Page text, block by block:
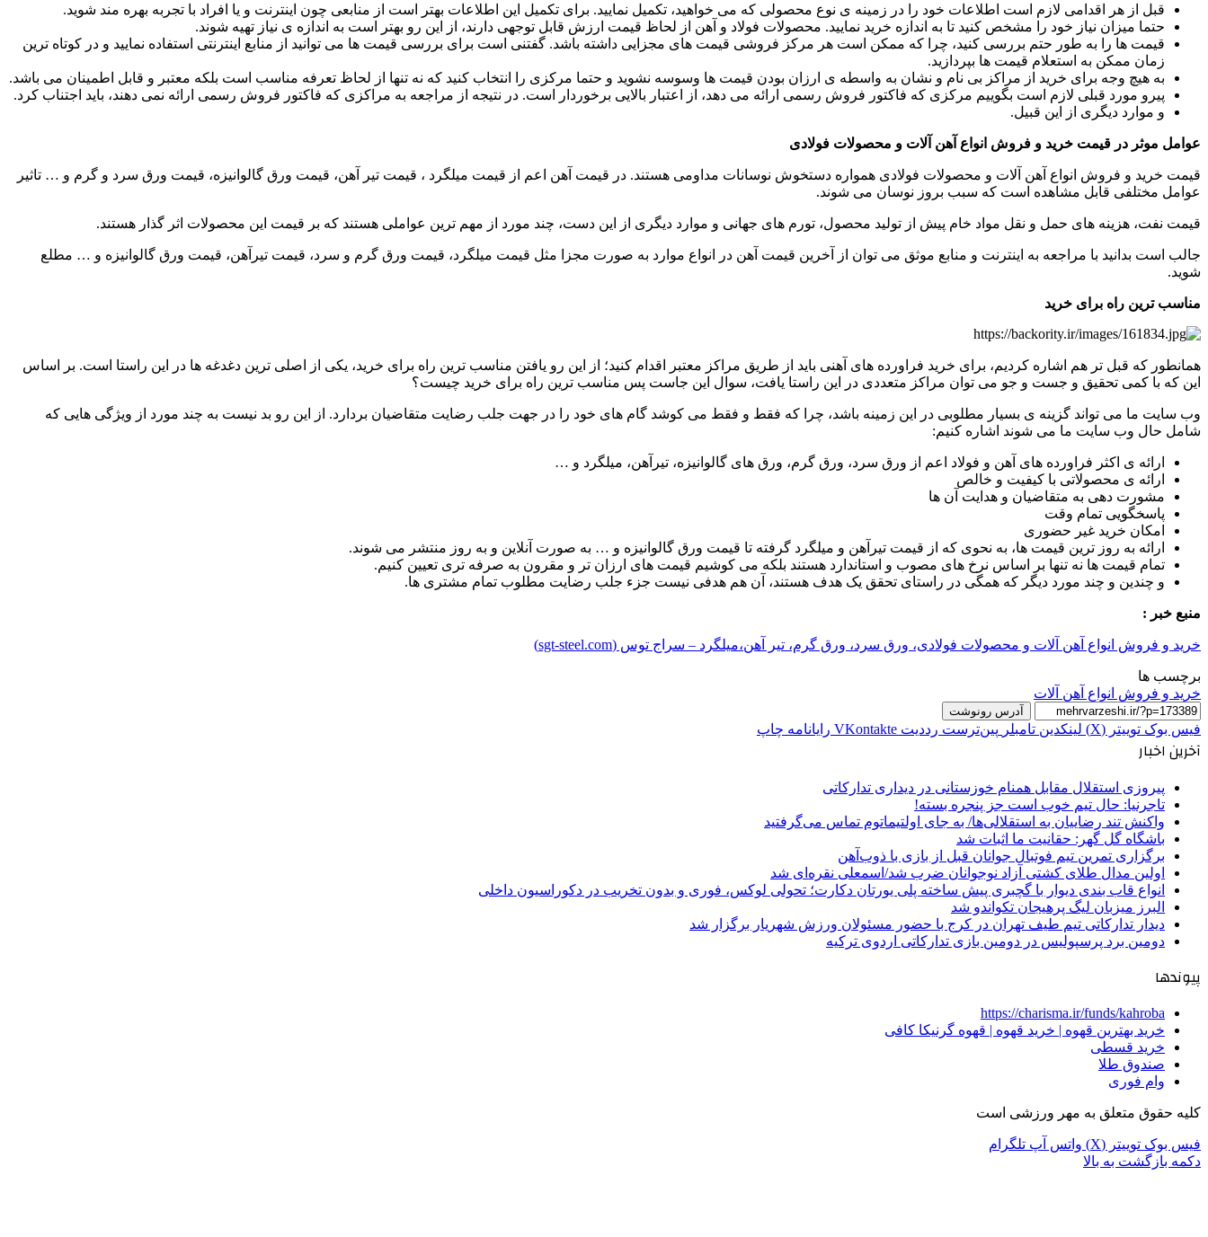
قبل از هر اقدامی لازم است اطلاعات خود را در زمینه ی نوع محصولی که می خواهید، تکمیل نمایید. برای تکمیل این اطلاعات بهتر است از منابعی چون اینترنت و یا افراد با تجربه بهره مند شوید.
حتما میزان نیاز خود را مشخص کنید تا به اندازه خرید نمایید. محصولات فولاد و آهن از لحاظ قیمت ارزش قابل توجهی دارند، از این رو بهتر است به اندازه ی نیاز تهیه شوند.
قیمت ها را به طور حتم بررسی کنید، چرا که ممکن است هر مرکز فروشی قیمت های مجزایی داشته باشد. گفتنی است برای بررسی قیمت ها می توانید از منابع اینترنتی استفاده نمایید و در کوتاه ترین
زمان ممکن به استعلام قیمت ها بپردازید.
به هیچ وجه برای خرید از مراکز بی نام و نشان به واسطه ی ارزان بودن قیمت ها وسوسه نشوید و حتما مرکزی را انتخاب کنید که نه تنها از لحاظ تعرفه مناسب است بلکه معتبر و قابل اطمینان می باشد.
پیرو مورد قبلی لازم است بگوییم مرکزی که فاکتور فروش رسمی ارائه می دهد، از اعتبار بالایی برخوردار است. در نتیجه از مراجعه به مراکزی که فاکتور فروش رسمی ارائه نمی دهند، باید اجتناب کرد.
و موارد دیگری از این قبیل.
عوامل موثر در قیمت خرید و فروش انواع آهن آلات و محصولات فولادی
قیمت خرید و فروش انواع آهن آلات و محصولات فولادی همواره دستخوش نوسانات مداومی هستند. در قیمت آهن اعم از قیمت ميلگرد ، قیمت تیر آهن، قیمت ورق گالوانیزه، قیمت ورق سرد و گرم و … تاثیر
عوامل مختلفی قابل مشاهده است که سبب بروز نوسان می شوند‌.
قیمت نفت، هزینه های حمل و نقل مواد خام پیش از تولید محصول، تورم های جهانی و موارد دیگری از این دست، چند مورد از مهم ترین عواملی هستند که بر قیمت این محصولات اثر گذار هستند.
جالب است بدانید با مراجعه به اینترنت و منابع موثق می توان از آخرین قیمت آهن در انواع موارد به صورت مجزا مثل قیمت ميلگرد، قیمت ورق گرم و سرد، قیمت تیرآهن، قیمت ورق گالوانیزه و … مطلع
شوید.
مناسب ترین راه برای خرید
همانطور که قبل تر هم اشاره کردیم، برای خرید فراورده های آهنی باید از طریق مراکز معتبر اقدام کنید؛ از این رو یافتن مناسب ترین راه برای خرید، یکی از اصلی ترین دغدغه ها در این راستا است. بر اساس
این که با کمی تحقیق و جست و جو می توان مراکز متعددی در این راستا یافت، سوال این جاست پس مناسب ترین راه برای خرید چیست؟
وب سایت ما می تواند گزینه ی بسیار مطلوبی در این زمینه باشد، چرا که فقط و فقط می کوشد گام های خود را در جهت جلب رضایت متقاضیان بردارد. از این رو بد نیست به چند مورد از ویژگی هایی که
شامل حال وب سایت ما می شوند اشاره کنیم:
ارائه ی اکثر فراورده های آهن و فولاد اعم از ورق سرد، ورق گرم، ورق های گالوانیزه، تیرآهن، میلگرد و …
ارائه ی محصولاتی با کیفیت و خالص
مشورت دهی به متقاضیان و هدایت آن ها
پاسخگویی تمام وقت
امکان خرید غیر حضوری
ارائه به روز ترین قیمت ها، به نحوی که از قیمت تیرآهن و میلگرد گرفته تا قیمت ورق گالوانیزه و … به صورت آنلاین و به روز منتشر می شوند.
تمام قیمت ها نه تنها بر اساس نرخ های مصوب و استاندارد هستند بلکه می کوشیم قیمت های ارزان تر و مقرون به صرفه تری تعیین کنیم.
و چندین و چند مورد دیگر که همگی در راستای تحقق یک هدف هستند، آن هم هدفی نیست جزء جلب رضایت مطلوب تمام مشتری ها.
منبع خبر :
خرید و فروش انواع آهن آلات و محصولات فولادی، ورق سرد، ورق گرم، تیر آهن،میلگرد – سراج توس (sgt-steel.com)
برچسب ها
خرید و فروش انواع آهن آلات
آدرس رونوشت
فیس بوک توییتر (X) لینکدین ‫تامبلر ‫پین‌ترست ‫رددیت ‫VKontakte رایانامه چاپ
آخرین اخبار
پیروزی استقلال مقابل همنام خوزستانی در دیداری تدارکاتی
تاجرنیا: حال تیم خوب است جز پنجره بسته!
واکنش تند رضاییان به استقلالی‌ها/ به جای اولتیماتوم تماس می‌گرفتید
باشگاه گل گهر: حقانیت ما اثبات شد
برگزاری تمرین تیم فوتبال جوانان قبل از بازی با ذوب‌آهن
اولین مدال طلای کشتی آزاد نوجوانان ضرب شد/اسمعلی نقره‌ای شد
انواع قاب بندی دیوار با گچبری پیش ساخته پلی یورتان دکارت؛ تحولی لوکس، فوری و بدون تخریب در دکوراسیون داخلی
البرز میزبان لیگ پرهیجان تکواندو شد
دیدار تدارکاتی تیم طیف تهران در کرج با حضور مسئولان ورزش شهریار برگزار شد
دومین برد پرسپولیس در دومین بازی تدارکاتی اردوی ترکیه
پیوندها
https://charisma.ir/funds/kahroba
خرید بهترین قهوه | خرید قهوه | قهوه گرنیکا کافی
خرید قسطی
صندوق طلا
وام فوری
کلیه حقوق متعلق به مهر ورزشی است
فیس بوک توییتر (X) واتس آپ تلگرام
دکمه بازگشت به بالا